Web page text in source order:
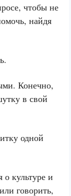
чтобы не
найдя
Конечно,
в свой
одной
о культуре и
говорить,